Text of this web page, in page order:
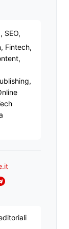
SEO,
Fintech,
Telegram